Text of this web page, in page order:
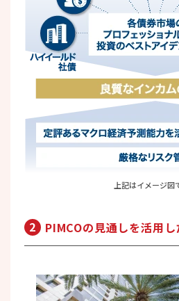
上記はイメージ図
2 PIMCOの見通しを活用し